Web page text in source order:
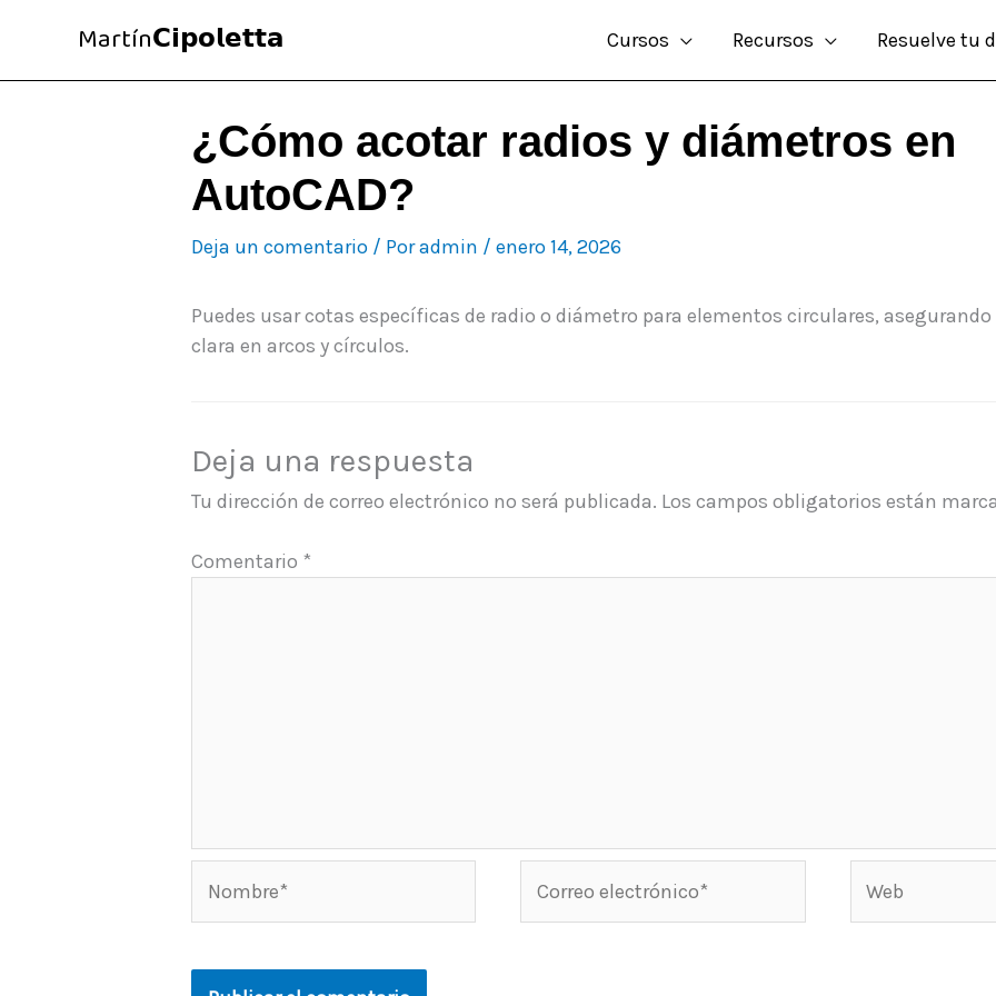
Martín𝗖𝗶𝗽𝗼𝗹𝗲𝘁𝘁𝗮 Cursos Recursos Resuelve tu
¿Cómo acotar radios y diámetros en
AutoCAD?
Deja un comentario / Poradmin / enero 14, 2026
Puedes usar cotas específicas de radio o diámetro para elementos circulares,
clara en arcos y círculos.
Deja una respuesta
Tu dirección de correo electrónico no será publicada. Los campos obligatorios están
Comentario *
electrónico*